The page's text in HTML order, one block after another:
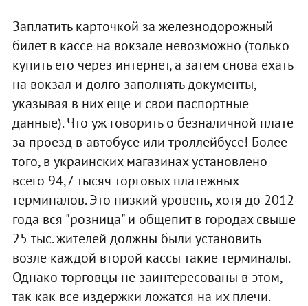
Заплатить карточкой за железнодорожный
билет в кассе на вокзале невозможно (только
купить его через интернет, а затем снова ехать
на вокзал и долго заполнять документы,
указывая в них еще и свои паспортные
данные). Что уж говорить о безналичной плате
за проезд в автобусе или троллейбусе! Более
того, в украинских магазинах установлено
всего 94,7 тысяч торговых платежных
терминалов. Это низкий уровень, хотя до 2012
года вся "розница" и общепит в городах свыше
25 тыс. жителей должны были установить
возле каждой второй кассы такие терминалы.
Однако торговцы не заинтересованы в этом,
так как все издержки ложатся на их плечи.